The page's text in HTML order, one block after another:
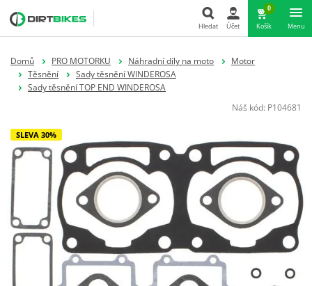
Hledat Účet
0
Košík Menu
Domů PRO MOTORKU Náhradní díly na moto
Motor
Těsnění
Sady těsnění WINDEROSA
Sady těsnění TOP END WINDEROSA
Náš kód: P104681
SLEVA 30%